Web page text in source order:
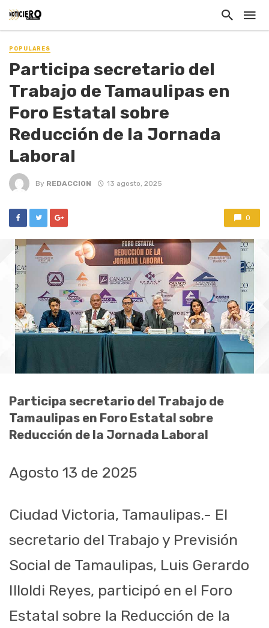
POPULARES
Participa secretario del
Trabajo de Tamaulipas en
Foro Estatal sobre
Reducción de la Jornada
Laboral
By REDACCION 13 agosto, 2025
0
Participa secretario del Trabajo de
Tamaulipas en Foro Estatal sobre
Reducción de la Jornada Laboral
Agosto 13 de 2025
Ciudad Victoria, Tamaulipas.- El
secretario del Trabajo y Previsión
Social de Tamaulipas, Luis Gerardo
Illoldi Reyes, participó en el Foro
Estatal sobre la Reducción de la